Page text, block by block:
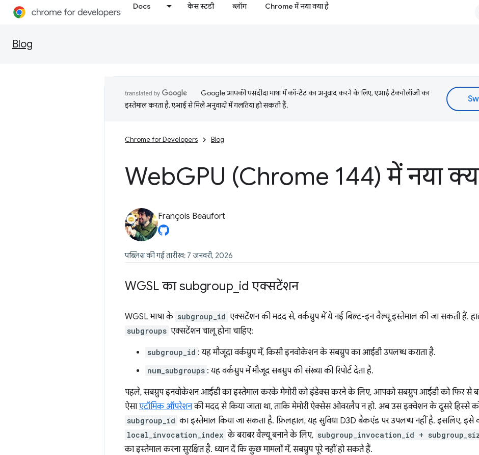
Docs केस स्टडी ब्लॉग Chrome में नया क्या है
Blog
Google आपकी पसंदीदा भाषा में कॉन्टेंट का अनुवाद करने के लिए, एआई टेक्नोलॉजी का
इस्तेमाल करता है. एआई से मिले अनुवादों में गलतियां हो सकती हैं.
Chrome for Developers Blog
WebGPU (Chrome 144) में नया
François Beaufort
पब्लिश की गई तारीख: 7 जनवरी, 2026
WGSL का subgroup id एक्सटेंशन
WGSL भाषा के subgroup_id एक्सटेंशन की मदद से, वर्कग्रुप में ये नई बिल्ट-इन वैल्यू इस्तेमाल की जा सकती हैं.
subgroups एक्सटेंशन चालू होना चाहिए:
subgroup_id : यह मौजूदा वर्कग्रुप में, किसी इनवोकेशन के सबग्रुप का आईडी उपलब्ध कराता है.
num_subgroups : यह वर्कग्रुप में मौजूद सबग्रुप की संख्या की रिपोर्ट देता है.
पहले, सबग्रुप इनवोकेशन आईडी का इस्तेमाल करके मेमोरी को इंडेक्स करने के लिए, आपको सबग्रुप आईडी को फिर से
ऐसाएटॉमिक ऑपरेशनकी मदद से किया जाता था, ताकि मेमोरी ऐक्सेस ओवरलैप न हो. अब उस इक्वेशन के दूसरे हिस्से
subgroup_id का इस्तेमाल किया जा सकता है. फ़िलहाल, यह सुविधा D3D बैकएंड पर उपलब्ध नहीं है. इसलिए, इसे
local_invocation_index के बराबर वैल्यू बनाने के लिए, subgroup_invocation_id +
का इस्तेमाल करना सुरक्षित है. ध्यान दें कि कुछ मामलों में, सबग्रुप पूरे नहीं हो सकते हैं.